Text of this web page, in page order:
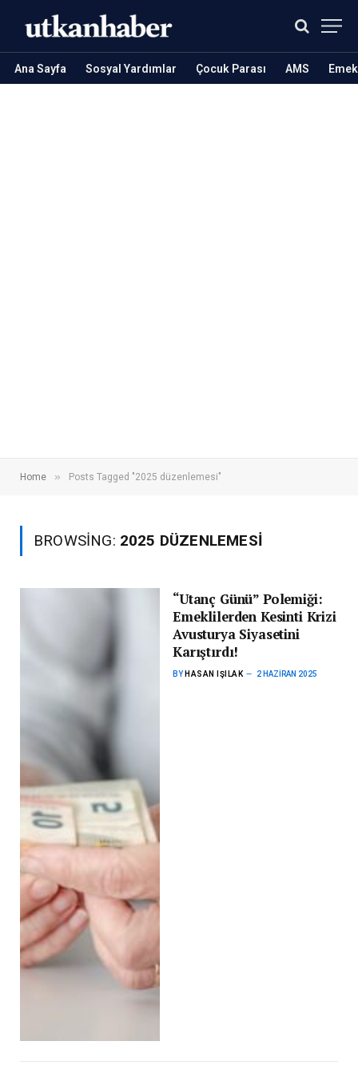
Ana Sayfa Sosyal Yardımlar Çocuk Parası AMS
Home » Posts Tagged "2025 düzenlemesi"
BROWSING: 2025 DÜZENLEMESI
“Utanç Günü” Polemiği:
Emeklilerden Kesinti Krizi
Avusturya Siyasetini
Karıştırdı!
BY HASAN IŞILAK 2 HAZIRAN 2025